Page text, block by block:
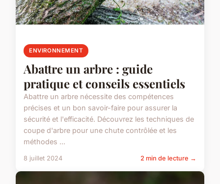
ENVIRONNEMENT
Abattre un arbre : guide
pratique et conseils essentiels
Abattre un arbre nécessite des compétences
précises et un bon savoir-faire pour assurer la
sécurité et l'efficacité. Découvrez les techniques de
coupe d'arbre pour une chute contrôlée et les
méthodes ...
8 juillet 2024 2 min de lecture →